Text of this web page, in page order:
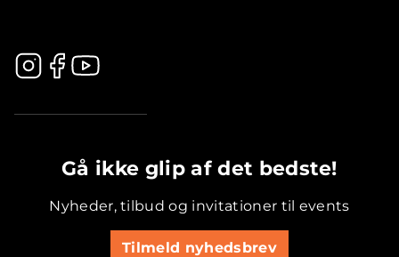
Gå ikke glip af det bedste!
Nyheder, tilbud og invitationer til events
Tilmeld nyhedsbrev